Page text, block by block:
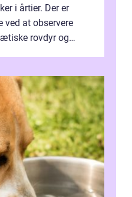
i årtier. Der er
at observere
rovdyr og